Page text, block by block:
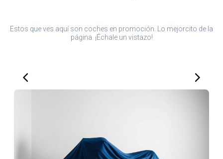
Estos que ves aquí son coches en promoción. Lo mejorcito de la
página. ¡Échale un vistazo!